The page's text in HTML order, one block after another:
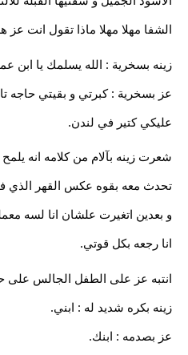
الشفا مهلا مهلا ماذا تقول انت
زينه بسخرية : الله يسلمك يا ابن
عز بسخرية : كبرتي و بقيتي حاجه
عليكي كتير في لندن.
شعرت زينه بآلام من كلامه انه
تحدث معه بقوه عكس القهر الذي
و بعدين اتغيرت علشان انا لسه
انا رجعه بكل قوتي.
انتبه عز على الطفل الجالس على
زينه بكره شديد له : ابني.
عز بصدمه : ابنك.